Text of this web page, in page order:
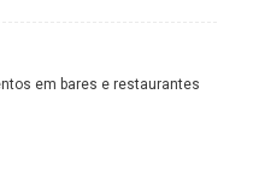
em bares e restaurantes